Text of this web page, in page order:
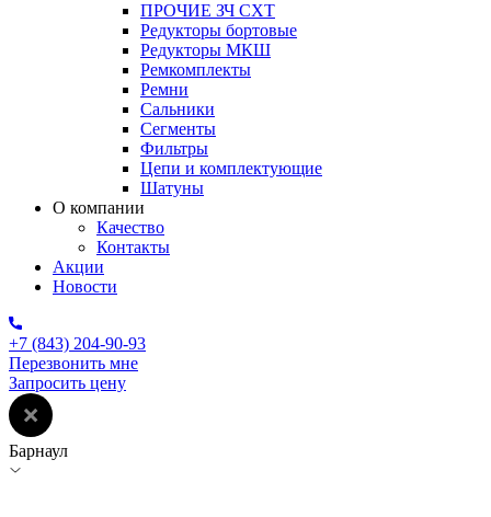
ПРОЧИЕ ЗЧ СХТ
Редукторы бортовые
Редукторы МКШ
Ремкомплекты
Ремни
Сальники
Сегменты
Фильтры
Цепи и комплектующие
Шатуны
О компании
Качество
Контакты
Акции
Новости
+7 (843) 204-90-93
Перезвонить мне
Запросить цену
Барнаул